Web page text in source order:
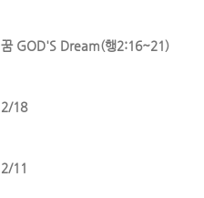
꿈 GOD'S Dream(행2:16~21)
2/18
11